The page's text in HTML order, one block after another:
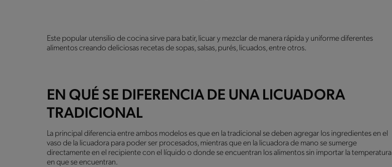
Este popular utensilio de cocina sirve para batir, licuar y mezclar de manera rápida y uniforme diferentes
alimentos creando deliciosas recetas de sopas, salsas, purés, licuados, entre otros.
EN QUÉ SE DIFERENCIA DE UNA LICUADORA
TRADICIONAL
La principal diferencia entre ambos modelos es que en la tradicional se deben agregar los ingredientes en el
vaso de la licuadora para poder ser procesados, mientras que en la licuadora de mano se sumerge
directamente en el recipiente con el líquido o donde se encuentran los alimentos sin importar la temperatura
en que se encuentran.